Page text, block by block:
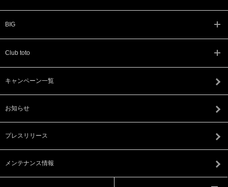
BIG
Club toto
キャンペーン一覧
お知らせ
プレスリリース
メンテナンス情報